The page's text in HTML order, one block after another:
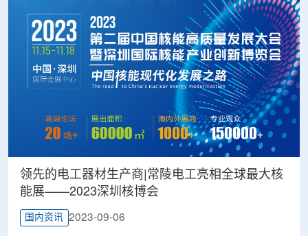
领先的电工器材生产商|常陵电工亮相全球最大核
能展——2023深圳核博会
国内资讯 2023-09-06